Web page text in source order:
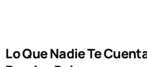
Lo Que Nadie Te